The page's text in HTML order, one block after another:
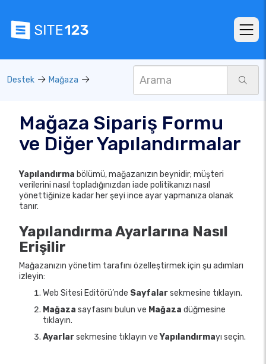
Destek Mağaza
Mağaza Sipariş Formu
ve Diğer Yapılandırmalar
Yapılandırma bölümü, mağazanızın beynidir; müşteri
verilerini nasıl topladığınızdan iade politikanızı nasıl
yönettiğinize kadar her şeyi ince ayar yapmanıza olanak
tanır.
Yapılandırma Ayarlarına Nasıl
Erişilir
Mağazanızın yönetim tarafını özelleştirmek için şu adımları
izleyin:
Web Sitesi Editörü’nde Sayfalarsekmesine tıklayın.
Mağaza sayfasını bulun ve Mağaza düğmesine
tıklayın.
Ayarlarsekmesine tıklayın veYapılandırmayı seçin.